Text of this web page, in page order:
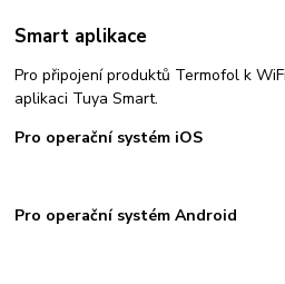
Smart aplikace
Pro připojení produktů Termofol k
aplikaci Tuya Smart.
Pro operační systém iOS
Pro operační systém Android